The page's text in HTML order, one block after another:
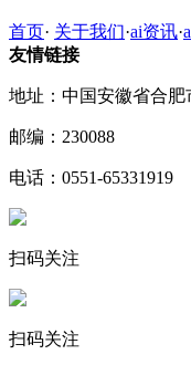
首页· 关于我们·ai资讯·
友情链接
地址：中国安徽省合
邮编：230088
电话：0551-65331919
扫码关注
扫码关注